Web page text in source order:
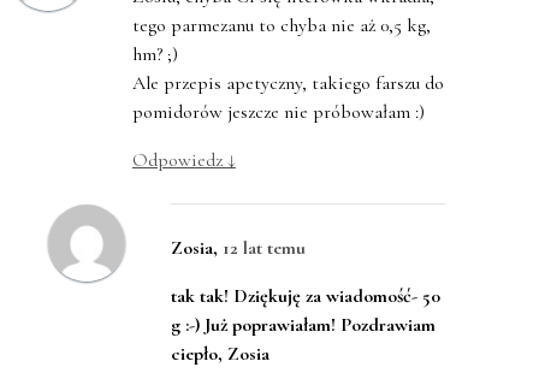
tego parmezanu to chyba nie aż 0,5 kg,
hm? ;)
Ale przepis apetyczny, takiego farszu do
pomidorów jeszcze nie próbowałam :)
Odpowiedz ↓
Zosia, 12 lat temu
tak tak! Dziękuję za wiadomość- 50
g :-) Już poprawiałam! Pozdrawiam
ciepło, Zosia